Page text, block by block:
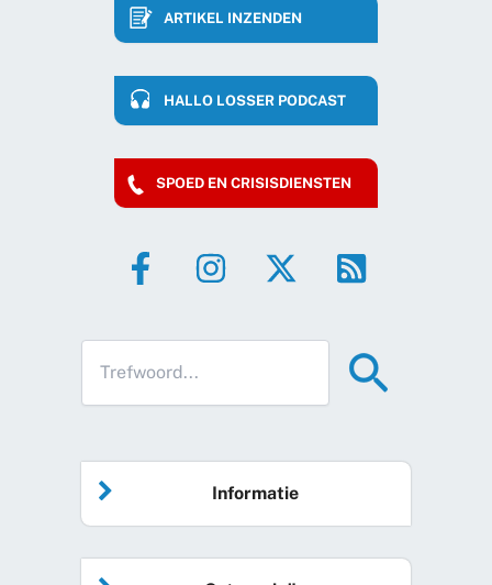
ARTIKEL INZENDEN
HALLO LOSSER PODCAST
SPOED EN CRISISDIENSTEN
Informatie
Home